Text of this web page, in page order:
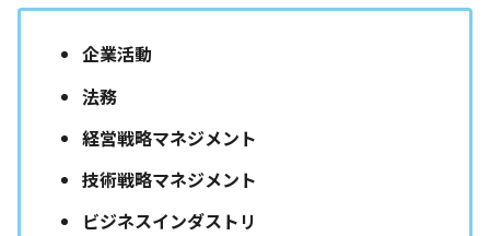
企業活動
法務
経営戦略マネジメント
技術戦略マネジメント
ビジネスインダストリ